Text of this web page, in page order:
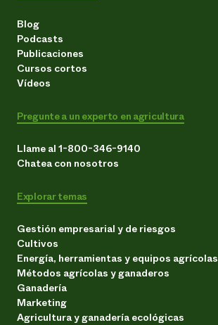
Blog
Podcasts
Publicaciones
Cursos cortos
Vídeos
Pregunte a un experto en agricultura
Llame al 1-800-346-9140
Chatea con nosotros
Explorar temas
Gestión empresarial y de riesgos
Cultivos
Energía, herramientas y equipos agrícolas
Métodos agrícolas y ganaderos
Ganadería
Marketing
Agricultura y ganadería ecológicas